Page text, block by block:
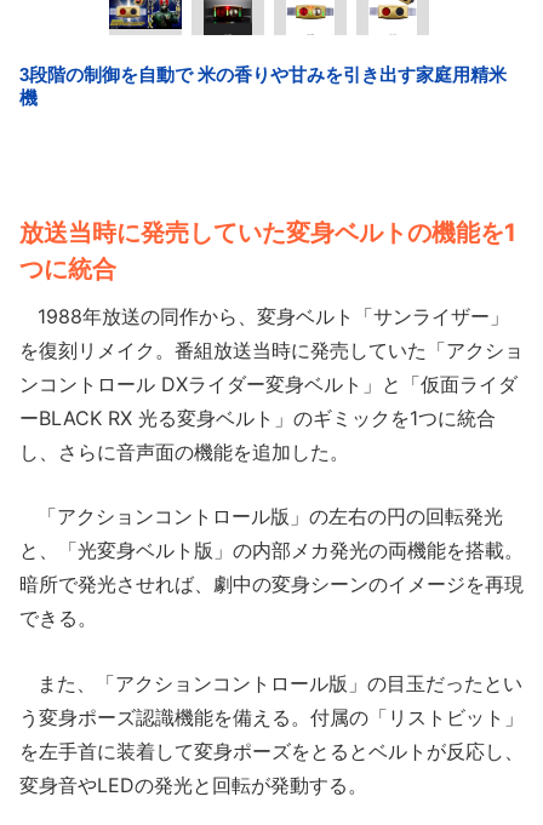
放送当時に発売していた変身ベルトの機能を1
つに統合
1988年放送の同作から、変身ベルト「サンライザー」
を復刻リメイク。番組放送当時に発売していた「アクショ
ンコントロール DXライダー変身ベルト」と「仮面ライダ
ーBLACK RX 光る変身ベルト」のギミックを1つに統合
し、さらに音声面の機能を追加した。
「アクションコントロール版」の左右の円の回転発光
と、「光変身ベルト版」の内部メカ発光の両機能を搭載。
暗所で発光させれば、劇中の変身シーンのイメージを再現
できる。
また、「アクションコントロール版」の目玉だったとい
う変身ポーズ認識機能を備える。付属の「リストビット」
を左手首に装着して変身ポーズをとるとベルトが反応し、
変身音やLEDの発光と回転が発動する。